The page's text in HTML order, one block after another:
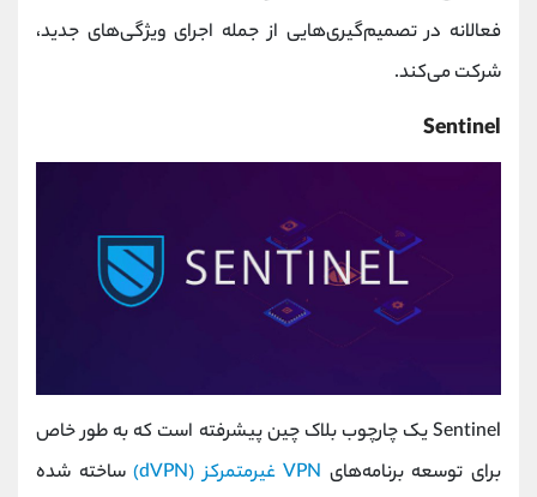
فعالانه در تصمیم‌گیری‌هایی از جمله اجرای ویژگی‌های جدید،
شرکت می‌کند.
Sentinel
Sentinel یک چارچوب بلاک چین پیشرفته است که به طور خاص
برای توسعه برنامه‌های VPN غیرمتمرکز (dVPN)
ساخته شده